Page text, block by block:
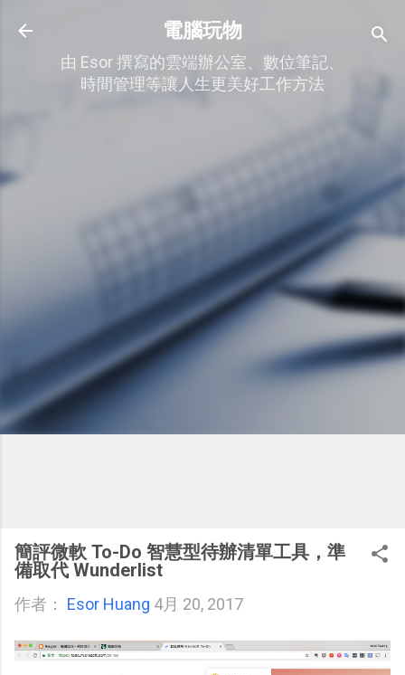
跳到主要內容
電腦玩物
由 Esor 撰寫的雲端辦公室、數位筆記、
時間管理等讓人生更美好工作方法
簡評微軟 To-Do 智慧型待辦清單工具，準
備取代 Wunderlist
作者： Esor Huang 4月 20, 2017